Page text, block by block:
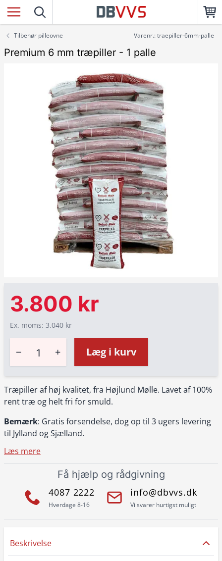
Tilbehør pilleovne Varenr.: traepiller-6mm-palle
Premium 6 mm træpiller - 1 palle
Træpiller af høj kvalitet, fra Højlund Mølle. Lavet af 100%
rent træ og helt fri for smuld.
Bemærk: Gratis forsendelse, dog op til 3 ugers levering
til Jylland og Sjælland.
Læs mere
3.800 kr
Ex. moms: 3.040 kr
− + Læg i kurv
Få hjælp og rådgivning
4087 2222
Hverdage 8-16
info@dbvvs.dk
Vi svarer hurtigst muligt
Beskrivelse